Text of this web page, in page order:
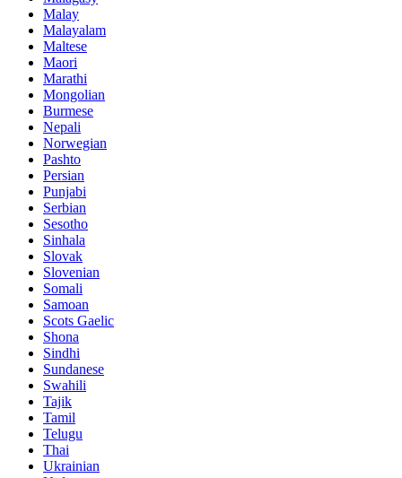
Malay
Malayalam
Maltese
Maori
Marathi
Mongolian
Burmese
Nepali
Norwegian
Pashto
Persian
Punjabi
Serbian
Sesotho
Sinhala
Slovak
Slovenian
Somali
Samoan
Scots Gaelic
Shona
Sindhi
Sundanese
Swahili
Tajik
Tamil
Telugu
Thai
Ukrainian